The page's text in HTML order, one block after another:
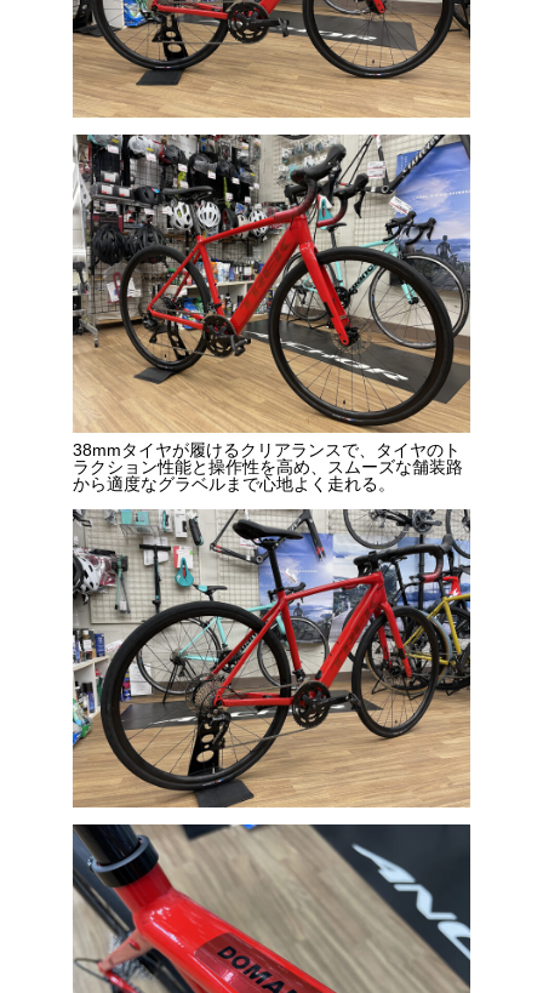
38mmタイヤが履けるクリアランスで、タイヤのト
ラクション性能と操作性を高め、スムーズな舗装路
から適度なグラベルまで心地よく走れる。